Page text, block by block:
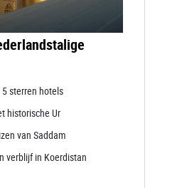
sterren hotels
historische Ur
van Saddam
verblijf in Koerdistan